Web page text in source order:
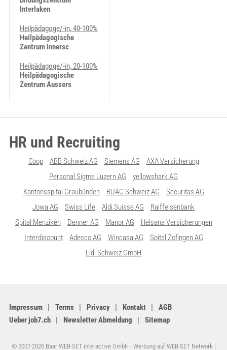
Interlaken
Heilpädagoge/-in, 40-100%
Heilpädagogische
Zentrum Innersc
Heilpädagoge/-in, 20-100%
Heilpädagogische
Zentrum Aussers
HR und Recruiting
Coop ABB Schweiz AG Siemens AG
AXA Versicherung
Personal Sigma Luzern AG
yellowshark AG
Kantonsspital Graubünden
RUAG Schweiz AG
Securitas AG
Jowa AG
Swiss Life Aldi Suisse AG
Raiffeisenbank
Spital Menziken
Denner AG Manor AG
Helsana Versicherungen
Interdiscount
Adecco AG Wincasa AG
Spital Zofingen AG
Lidl Schweiz GmbH
Impressum Terms Privacy Kontakt
AGB
Ueber job7.ch
Newsletter Abmeldung Sitemap
© 2007-2026 Baar WEB-SET interactive GmbH - Werbung auf WEB-SET Network |